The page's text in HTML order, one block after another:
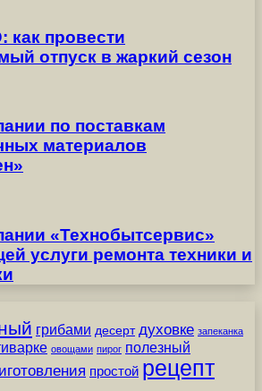
как провести
отпуск в жаркий сезон
по поставкам
материалов
«Технобытсервис»
услуги ремонта техники и
грибами десерт духовке запеканка
овощами пирог полезный
простой рецепт